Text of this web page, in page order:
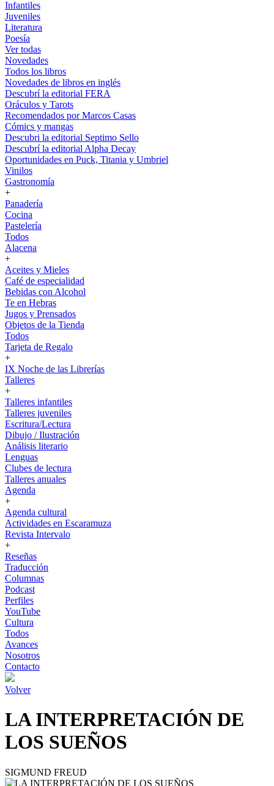
Infantiles
Juveniles
Literatura
Poesía
Ver todas
Novedades
Todos los libros
Novedades de libros en inglés
Descubrí la editorial FERA
Oráculos y Tarots
Recomendados por Marcos Casas
Cómics y mangas
Descubri la editorial Septimo Sello
Descubrí la editorial Alpha Decay
Oportunidades en Puck, Titania y Umbriel
Vinilos
Gastronomía
+
Panadería
Cocina
Pastelería
Todos
Alacena
+
Aceites y Mieles
Café de especialidad
Bebidas con Alcohol
Te en Hebras
Jugos y Prensados
Objetos de la Tienda
Todos
Tarjeta de Regalo
+
IX Noche de las Librerías
Talleres
+
Talleres infantiles
Talleres juveniles
Escritura/Lectura
Dibujo / Ilustración
Análisis literario
Lenguas
Clubes de lectura
Talleres anuales
Agenda
+
Agenda cultural
Actividades en Escaramuza
Revista Intervalo
+
Reseñas
Traducción
Columnas
Podcast
Perfiles
YouTube
Cultura
Todos
Avances
Nosotros
Contacto
Volver
LA INTERPRETACIÓN DE
LOS SUEÑOS
SIGMUND FREUD